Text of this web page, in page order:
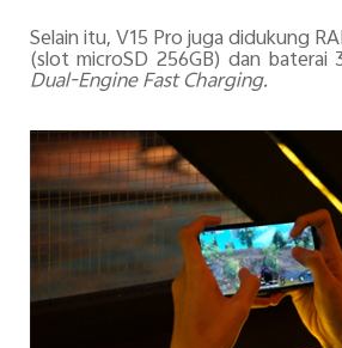
Selain itu, V15 Pro juga didukung
(slot microSD 256GB) dan baterai
Dual-Engine Fast Charging.